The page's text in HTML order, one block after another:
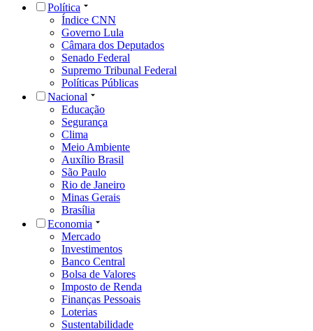
Política
Índice CNN
Governo Lula
Câmara dos Deputados
Senado Federal
Supremo Tribunal Federal
Políticas Públicas
Nacional
Educação
Segurança
Clima
Meio Ambiente
Auxílio Brasil
São Paulo
Rio de Janeiro
Minas Gerais
Brasília
Economia
Mercado
Investimentos
Banco Central
Bolsa de Valores
Imposto de Renda
Finanças Pessoais
Loterias
Sustentabilidade